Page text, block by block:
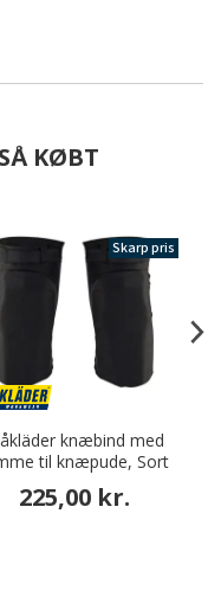
KØBT
Skarp pris
knæbind med
til knæpude, Sort
225,00 kr.